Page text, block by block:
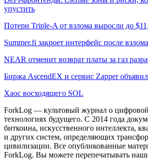
упустить
Потери Triple-A от взлома выросли до
Summer.fi закроет интерфейс после
NEAR отменит возврат платы за газ
Биржа AscendEX и сервис Zapper
Хаос восходящего SOL
ForkLog — культовый журнал о
технологиях будущего. С 2014 года
биткоина, искусственного интеллекта,
и других систем, определяющих
цивилизации. Все опубликованные
ForkLog. Вы можете перепечатывать